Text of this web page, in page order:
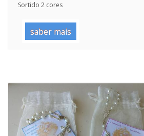
Sortido 2 cores
saber mais